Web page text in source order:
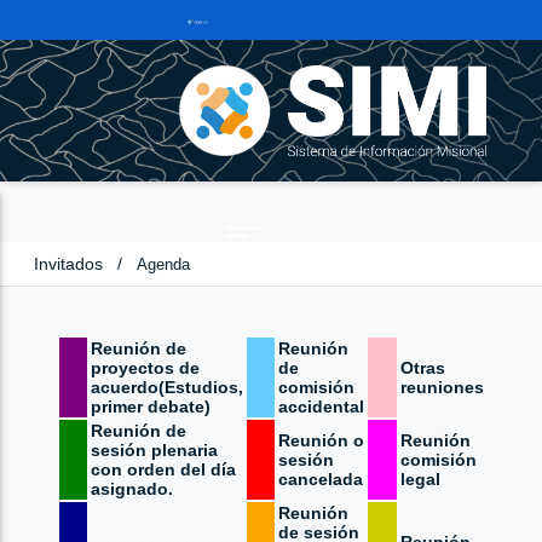
Invitados / Agenda
Reunión de
proyectos de
acuerdo(Estudios,
primer debate)
Reunión
de
comisión
accidental
Otras
reuniones
Reunión de
sesión plenaria
con orden del día
asignado.
Reunión o
sesión
cancelada
Reunión
comisión
legal
Reunión
de sesión